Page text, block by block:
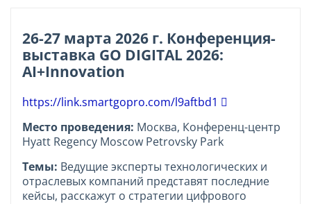
26-27 марта 2026 г. Конференция-
выставка GO DIGITAL 2026:
AI+Innovation
https://link.smartgopro.com/l9aftbd1
Место проведения: Москва, Конференц-центр
Hyatt Regency Moscow Petrovsky Park
Темы: Ведущие эксперты технологических и
отраслевых компаний представят последние
кейсы, расскажут о стратегии цифрового